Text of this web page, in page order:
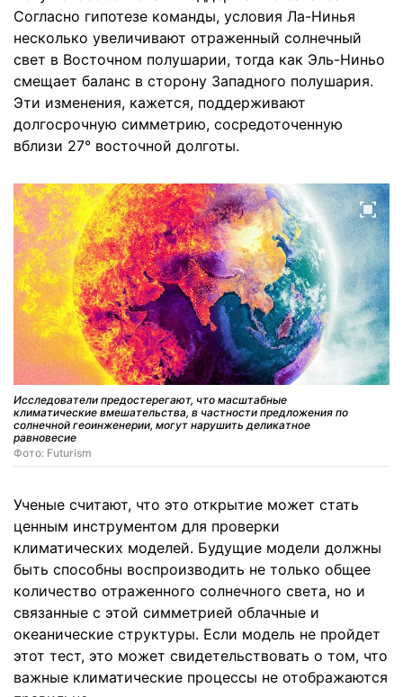
Согласно гипотезе команды, условия Ла-Нинья
несколько увеличивают отраженный солнечный
свет в Восточном полушарии, тогда как Эль-Ниньо
смещает баланс в сторону Западного полушария.
Эти изменения, кажется, поддерживают
долгосрочную симметрию, сосредоточенную
вблизи 27° восточной долготы.
Исследователи предостерегают, что масштабные
климатические вмешательства, в частности предложения по
солнечной геоинженерии, могут нарушить деликатное
равновесие
Фото: Futurism
Ученые считают, что это открытие может стать
ценным инструментом для проверки
климатических моделей. Будущие модели должны
быть способны воспроизводить не только общее
количество отраженного солнечного света, но и
связанные с этой симметрией облачные и
океанические структуры. Если модель не пройдет
этот тест, это может свидетельствовать о том, что
важные климатические процессы не отображаются